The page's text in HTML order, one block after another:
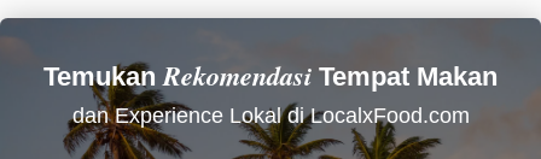
TemukanRekomendasi Tempat Makan
dan Experience Lokal di LocalxFood.com